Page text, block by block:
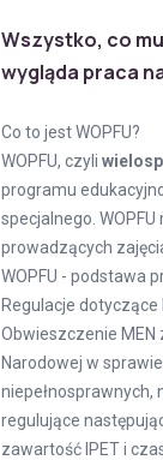
Wszystko, co
wygląda praca
Co to jest WOPFU?
WOPFU, czyli
programu
specjalnego.
prowadzących
WOPFU - podstawa
Regulacje dotyczące
Obwieszczenie MEN
Narodowej w
niepełnosprawnych,
regulujące
zawartość IPET i